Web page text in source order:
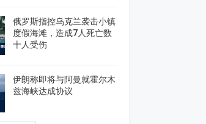
俄罗斯指控乌克兰袭击小镇
度假海滩，造成7人死亡数
十人受伤
伊朗称即将与阿曼就霍尔木
兹海峡达成协议